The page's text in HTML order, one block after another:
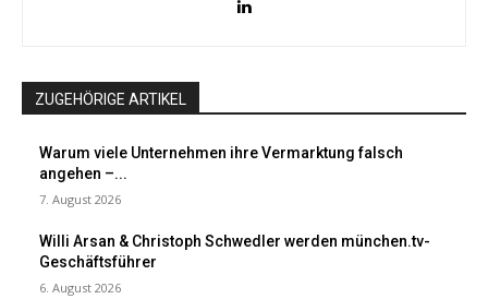
ZUGEHÖRIGE ARTIKEL
Warum viele Unternehmen ihre Vermarktung falsch
angehen –...
7. August 2026
Willi Arsan & Christoph Schwedler werden münchen.tv-
Geschäftsführer
6. August 2026